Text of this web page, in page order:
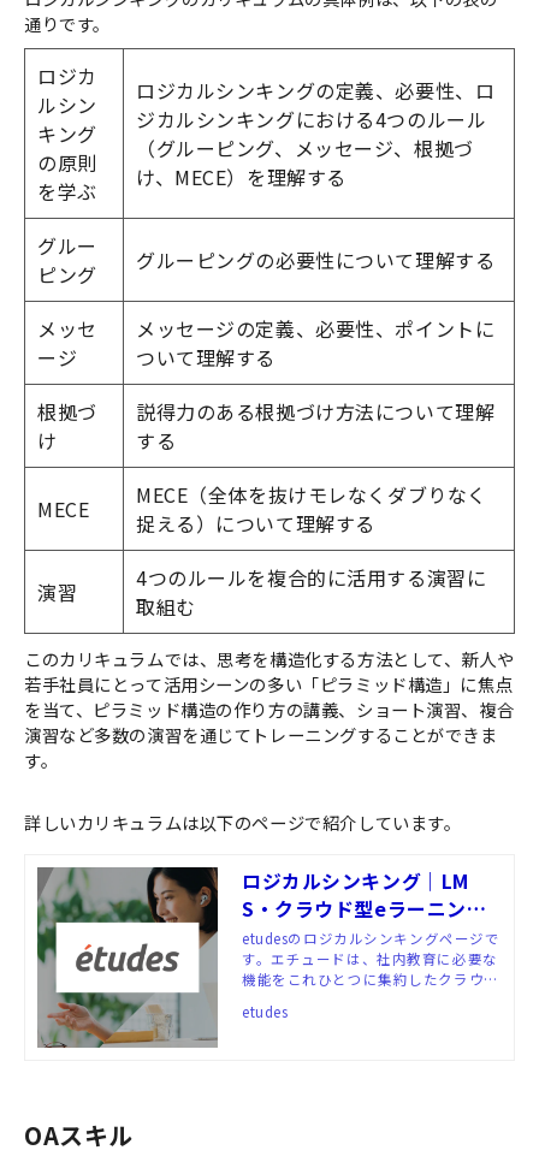
通りです。
ロジカ
ルシン
キング
の原則
を学ぶ
ロジカルシンキングの定義、必要性、ロ
ジカルシンキングにおける4つのルール
（グルーピング、メッセージ、根拠づ
け、MECE）を理解する
グルー
ピング
グルーピングの必要性について理解する
メッセ
ージ
メッセージの定義、必要性、ポイントに
ついて理解する
根拠づ
け
説得力のある根拠づけ方法について理解
する
MECE
MECE（全体を抜けモレなくダブりなく
捉える）について理解する
演習
4つのルールを複合的に活用する演習に
取組む
このカリキュラムでは、思考を構造化する方法として、新人や
若手社員にとって活用シーンの多い「ピラミッド構造」に焦点
を当て、ピラミッド構造の作り方の講義、ショート演習、複合
演習など多数の演習を通じてトレーニングすることができま
す。
詳しいカリキュラムは以下のページで紹介しています。
ロジカルシンキング｜LM
S・クラウド型eラーニング
システム「etudes（エチュ
ード）」
etudesのロジカルシンキングページで
す。エチュードは、社内教育に必要な
機能をこれひとつに集約したクラウド
講者にも管理者にも使いやすいUI/UX
etudes
OAスキル